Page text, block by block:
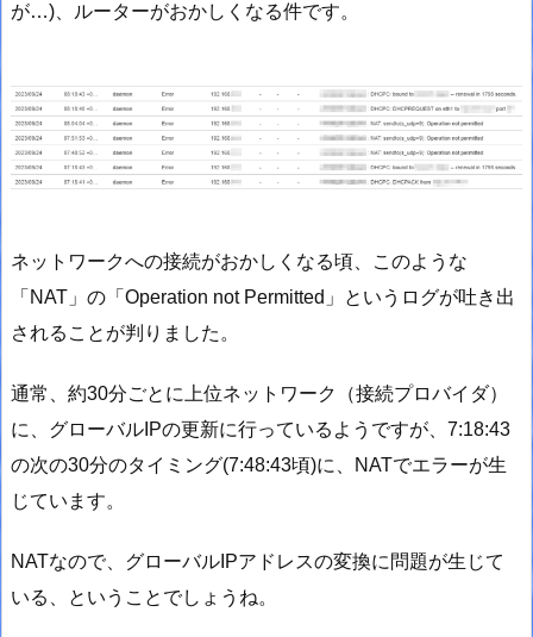
が…)、ルーターがおかしくなる件です。
ネットワークへの接続がおかしくなる頃、このような
「NAT」の「Operation not Permitted」というログが吐き出
されることが判りました。
通常、約30分ごとに上位ネットワーク（接続プロバイダ）
に、グローバルIPの更新に行っているようですが、7:18:43
の次の30分のタイミング(7:48:43頃)に、NATでエラーが生
じています。
NATなので、グローバルIPアドレスの変換に問題が生じて
いる、ということでしょうね。